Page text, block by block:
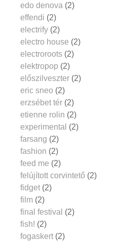
edo denova (2)
effendi (2)
electrify (2)
electro house (2)
electroroots (2)
elektropop (2)
előszilveszter (2)
eric sneo (2)
erzsébet tér (2)
etienne rolin (2)
experimental (2)
farsang (2)
fashion (2)
feed me (2)
felújított corvintető (2)
fidget (2)
film (2)
final festival (2)
fish! (2)
fogaskert (2)